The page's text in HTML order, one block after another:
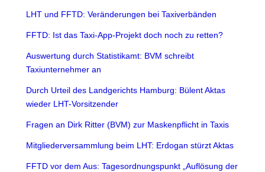
LHT und FFTD: Veränderungen bei Taxiverbänden
FFTD: Ist das Taxi-App-Projekt doch noch zu retten?
Auswertung durch Statistikamt: BVM schreibt
Taxiunternehmer an
Durch Urteil des Landgerichts Hamburg: Bülent Aktas
wieder LHT-Vorsitzender
Fragen an Dirk Ritter (BVM) zur Maskenpflicht in Taxis
Mitgliederversammlung beim LHT: Erdogan stürzt Aktas
FFTD vor dem Aus: Tagesordnungspunkt „Auflösung der